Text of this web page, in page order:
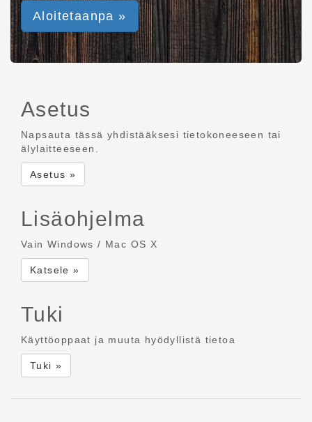
Aloitetaanpa »
Asetus
Napsauta tässä yhdistääksesi tietokoneeseen tai
älylaitteeseen.
Asetus »
Lisäohjelma
Vain Windows / Mac OS X
Katsele »
Tuki
Käyttöoppaat ja muuta hyödyllistä tietoa
Tuki »